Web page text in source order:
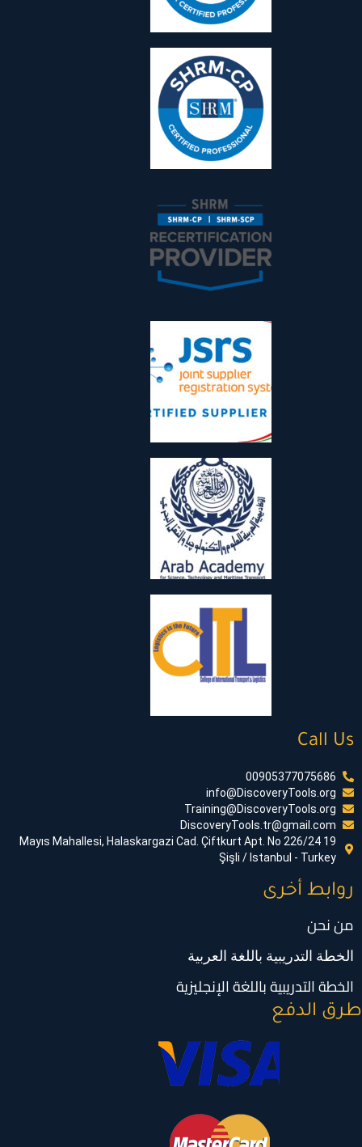
Call Us
00905377075686
info@DiscoveryTools.org
Training@DiscoveryTools.org
DiscoveryTools.tr@gmail.com
19 Mayıs Mahallesi, Halaskargazi Cad. Çiftkurt Apt. No 226/24
Şişli / Istanbul - Turkey
روابط أخرى
من نحن
الخطة التدريبية باللغة العربية
الخطة التدريبية باللغة الإنجليزية
طرق الدفع